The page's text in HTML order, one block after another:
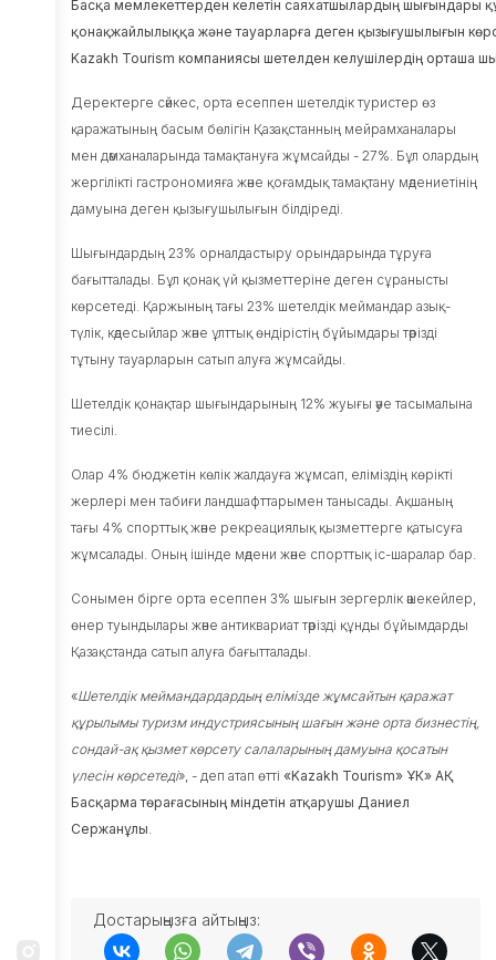
Сыбайлас
жемқорлыққа
қызмет
Компанияның
Ішкі
Жүйелік
шаралар
Тарих
Қоғамдық
кеңес
жауап
Kids Go Free
бағдарламасы
бойынша
субсидиялау
жобалар
Талдау
Инвесторларға
Жаңалықтар
Қазақстан
туралы
Басқа мемлекеттерден келетін саяхатшылардың шығындары
қонақжайлылыққа және тауарларға деген қызығушылығын
Kazakh Tourism компаниясы шетелден келушілердің орташа
Деректерге сәйкес, орта есеппен шетелдік туристер өз
қаражатының басым бөлігін Қазақстанның мейрамханалары
мен дәмханаларында тамақтануға жұмсайды - 27%. Бұл олардың
жергілікті гастрономияға және қоғамдық тамақтану мәдениетінің
дамуына деген қызығушылығын білдіреді.
Шығындардың 23% орналдастыру орындарында тұруға
бағытталады. Бұл қонақ үй қызметтеріне деген сұранысты
көрсетеді. Қаржының тағы 23% шетелдік меймандар азық-
түлік, кәдесыйлар және ұлттық өндірістің бұйымдары тәрізді
тұтыну тауарларын сатып алуға жұмсайды.
Шетелдік қонақтар шығындарының 12% жуығы әуе тасымалына
тиесілі.
Олар 4% бюджетін көлік жалдауға жұмсап, еліміздің көрікті
жерлері мен табиғи ландшафттарымен танысады. Ақшаның
тағы 4% спорттық және рекреациялық қызметтерге қатысуға
жұмсалады. Оның ішінде мәдени және спорттық іс-шаралар бар.
Сонымен бірге орта есеппен 3% шығын зергерлік әшекейлер,
өнер туындылары және антиквариат тәрізді құнды бұйымдарды
Қазақстанда сатып алуға бағытталады.
«Шетелдік меймандардардың елімізде жұмсайтын қаражат
құрылымы туризм индустриясының шағын және орта бизнестің,
сондай-ақ қызмет көрсету салаларының дамуына қосатын
үлесін көрсетеді», - деп атап өтті «Kazakh Tourism» ҰК» АҚ
Басқарма төрағасының міндетін атқарушы Даниел
Сержанұлы
Достарыңызға айтыңыз: